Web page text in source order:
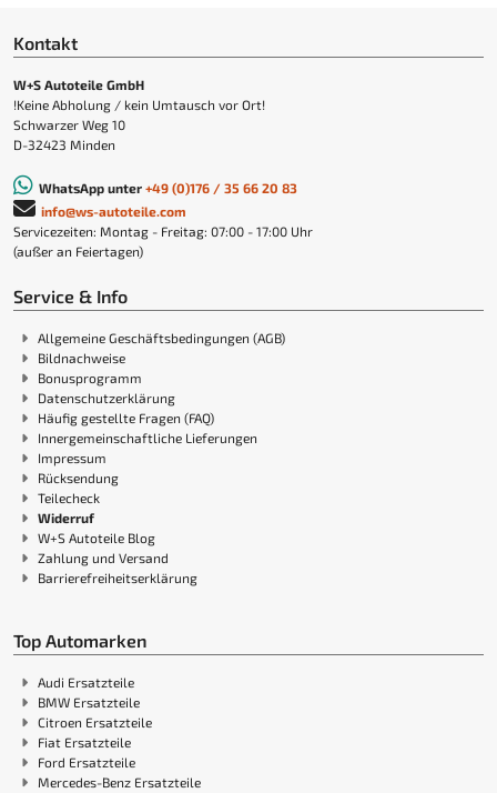
Kontakt
W+S Autoteile GmbH
!Keine Abholung / kein Umtausch vor Ort!
Schwarzer Weg 10
D-32423 Minden
WhatsApp unter +49 (0)176 / 35 66 20 83
info@ws-autoteile.com
Servicezeiten: Montag - Freitag: 07:00 - 17:00 Uhr
(außer an Feiertagen)
Service & Info
Allgemeine Geschäftsbedingungen (AGB)
Bildnachweise
Bonusprogramm
Datenschutzerklärung
Häufig gestellte Fragen (FAQ)
Innergemeinschaftliche Lieferungen
Impressum
Rücksendung
Teilecheck
Widerruf
W+S Autoteile Blog
Zahlung und Versand
Barrierefreiheitserklärung
Top Automarken
Audi Ersatzteile
BMW Ersatzteile
Citroen Ersatzteile
Fiat Ersatzteile
Ford Ersatzteile
Mercedes-Benz Ersatzteile